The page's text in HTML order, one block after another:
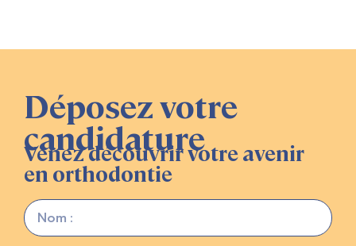
Déposez votre
candidature
Venez découvrir votre avenir
en orthodontie